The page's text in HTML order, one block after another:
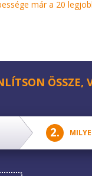
már a 20